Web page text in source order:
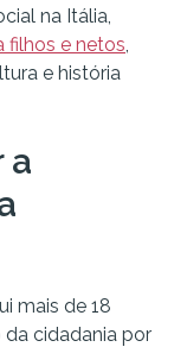
na Itália,
filhos e netos,
e história
a
mais de 18
cidadania por